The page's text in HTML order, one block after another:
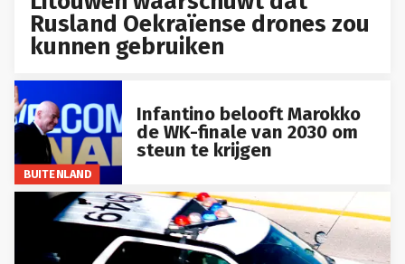
Rusland Oekraïense drones zou
kunnen gebruiken
BUITENLAND
Infantino belooft Marokko
de WK-finale van 2030 om
steun te krijgen